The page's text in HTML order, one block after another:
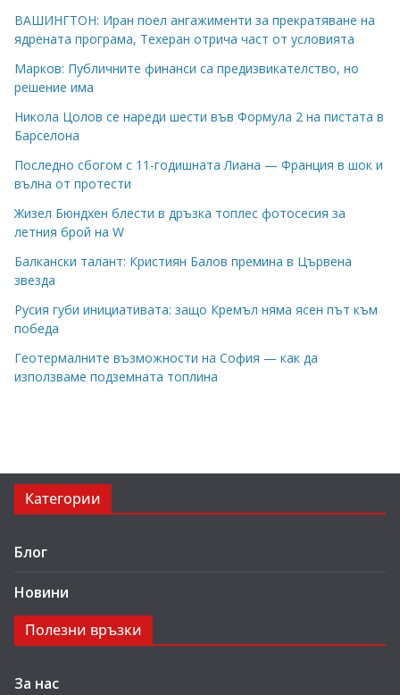
ВАШИНГТОН: Иран поел ангажименти за прекратяване на
ядрената програма, Техеран отрича част от условията
Марков: Публичните финанси са предизвикателство, но
решение има
Никола Цолов се нареди шести във Формула 2 на пистата в
Барселона
Последно сбогом с 11-годишната Лиана — Франция в шок и
вълна от протести
Жизел Бюндхен блести в дръзка топлес фотосесия за
летния брой на W
Балкански талант: Кристиян Балов премина в Цървена
звезда
Русия губи инициативата: защо Кремъл няма ясен път към
победа
Геотермалните възможности на София — как да
използваме подземната топлина
Категории
Блог
Новини
Полезни връзки
За нас